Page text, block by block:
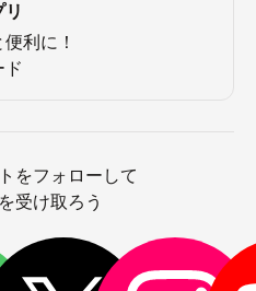
フォートサウナ。がっつり
利に！
ド
をフォローして
受け取ろう